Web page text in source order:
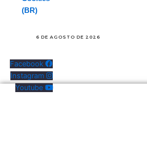
(BR)
Facebook
Instagram
Youtube